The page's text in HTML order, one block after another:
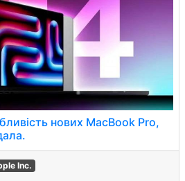
нових MacBook Pro,
Inc.